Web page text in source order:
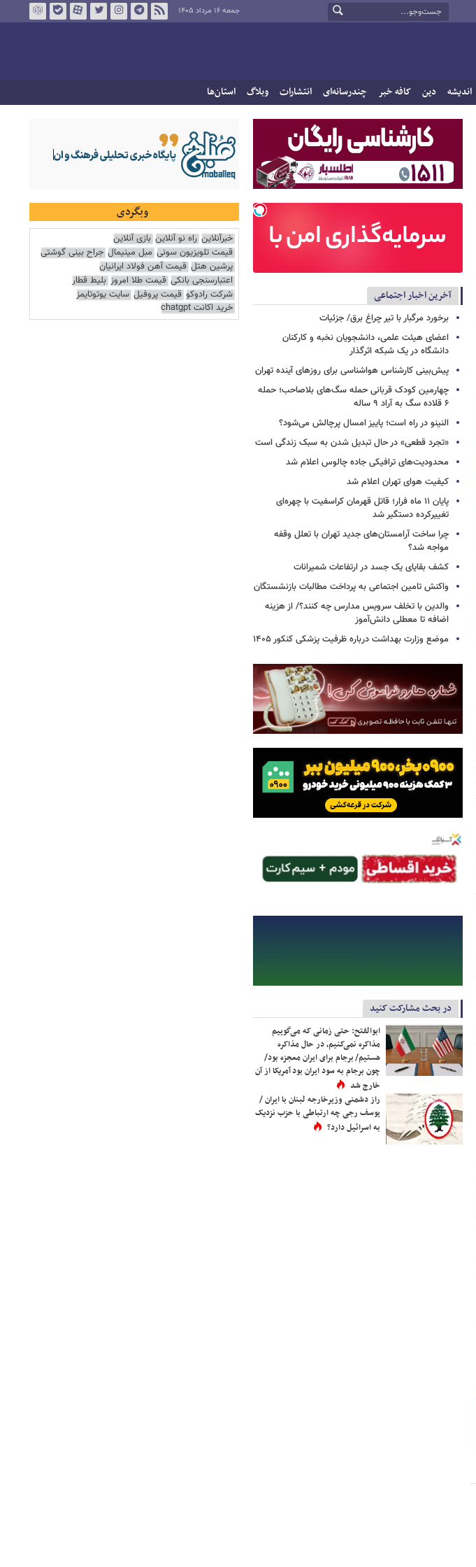
جمعه ۱۶ مرداد ۱۴۰۵
اندیشه دین کافه خبر چندرسانه‌ای انتشارات وبلاگ استان‌ها
آخرین اخبار اجتماعی
برخورد مرگبار با تیر چراغ برق/ جزئیات
اعضای هیئت علمی، دانشجویان نخبه و کارکنان
دانشگاه در یک شبکه‌ اثرگذار
پیش‌بینی کارشناس هواشناسی برای روزهای آینده تهران
چهارمین کودک قربانی حمله سگ‌های بلاصاحب؛ حمله
۶ قلاده سگ به آراد ۹ ساله
النینو در راه است؛ پاییز امسال پرچالش می‌شود؟
«تجرد قطعی» در حال تبدیل شدن به سبک زندگی است
محدودیت‌های ترافیکی جاده چالوس اعلام شد
کیفیت هوای تهران اعلام شد
پایان ۱۱ ماه فرار؛ قاتل قهرمان کراسفیت با چهره‌ای
تغییرکرده دستگیر شد
چرا ساخت آرامستان‌های جدید تهران با تعلل وقفه
مواجه شد؟
کشف بقایای یک جسد در ارتفاعات شمیرانات
واکنش تامین اجتماعی به پرداخت مطالبات بازنشستگان
والدین با تخلف سرویس مدارس چه کنند؟/ از هزینه
اضافه تا معطلی دانش‌آموز
موضع وزارت بهداشت درباره ظرفیت پزشکی کنکور ۱۴۰۵
در بحث مشارکت کنید
ابوالفتح: حتی زمانی که می‌گوییم
مذاکره نمی‌کنیم، در حال مذاکره
هستیم/ برجام برای ایران معجزه بود/
چون برجام به سود ایران بود آمریکا از آن
خارج شد
راز دشمنی وزیرخارجه لبنان با ایران /
یوسف رجی چه ارتباطی با حزب نزدیک
به اسرائیل دارد؟
وبگردی
خبرآنلاین راه نو آنلاین بازی آنلاین
قیمت تلویزیون سونی مبل مینیمال جراح بینی گوشتی
پرشین هتل قیمت آهن فولاد ایرانیان
اعتبارسنجی بانکی قیمت طلا امروز بلیط قطار
شرکت رادوکو قیمت پروفیل سایت یوتوتایمز
خرید اکانت chatgpt